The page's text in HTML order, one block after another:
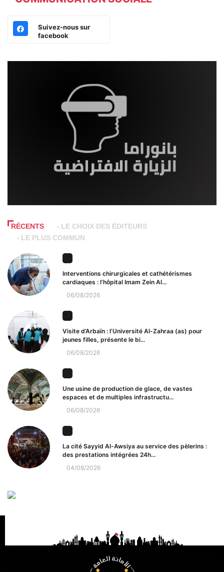
Suivez-nous sur
facebook
RÉCENTS
LE CHOIX DES ÉDITEURS
LE PLUS COMMUN
Interventions chirurgicales et cathétérismes
cardiaques : l’hôpital Imam Zein Al...
06/08/2026
Visite d’Arbaïn : l’Université Al-Zahraa (as) pour
jeunes filles, présente le bi...
06/08/2026
Une usine de production de glace, de vastes
espaces et de multiples infrastructu...
06/08/2026
La cité Sayyid Al-Awsiya au service des pèlerins :
des prestations intégrées 24h...
04/08/2026